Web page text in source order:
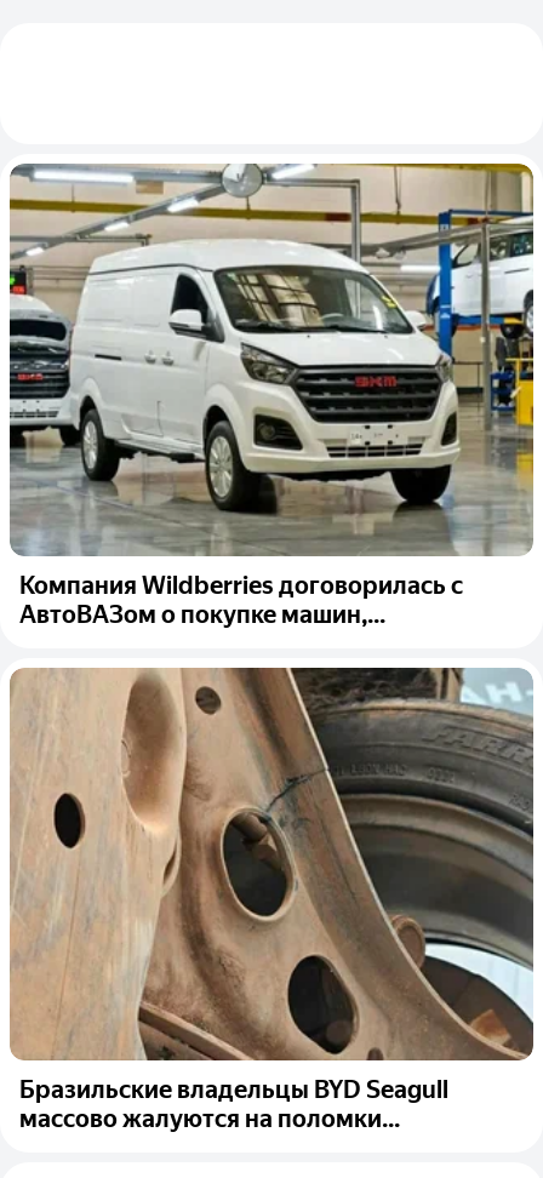
Компания Wildberries договорилась с
АвтоВАЗом о покупке машин,...
Бразильские владельцы BYD Seagull
массово жалуются на поломки...